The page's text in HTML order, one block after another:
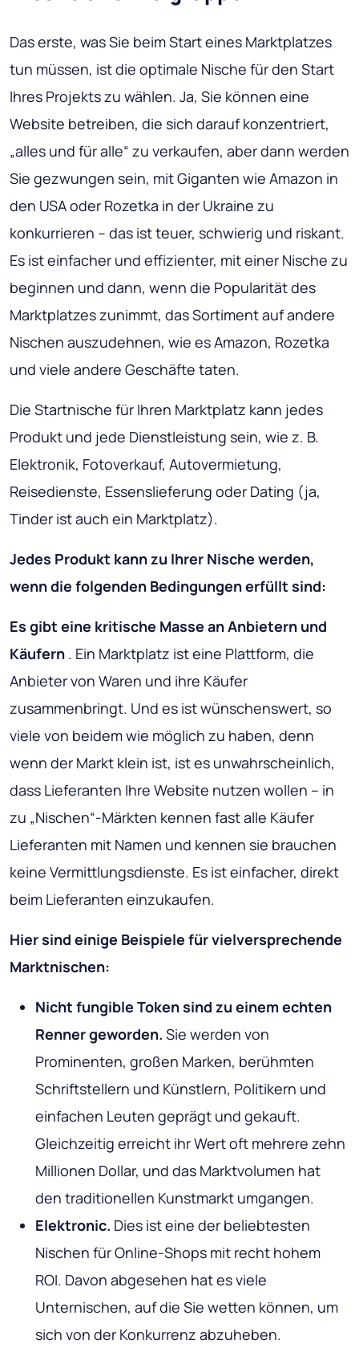
Das erste, was Sie beim Start eines Marktplatzes
tun müssen, ist die optimale Nische für den Start
Ihres Projekts zu wählen. Ja, Sie können eine
Website betreiben, die sich darauf konzentriert,
„alles und für alle“ zu verkaufen, aber dann werden
Sie gezwungen sein, mit Giganten wie Amazon in
den USA oder Rozetka in der Ukraine zu
konkurrieren – das ist teuer, schwierig und riskant.
Es ist einfacher und effizienter, mit einer Nische zu
beginnen und dann, wenn die Popularität des
Marktplatzes zunimmt, das Sortiment auf andere
Nischen auszudehnen, wie es Amazon, Rozetka
und viele andere Geschäfte taten.
Die Startnische für Ihren Marktplatz kann jedes
Produkt und jede Dienstleistung sein, wie z. B.
Elektronik, Fotoverkauf, Autovermietung,
Reisedienste, Essenslieferung oder Dating (ja,
Tinder ist auch ein Marktplatz).
Jedes Produkt kann zu Ihrer Nische werden,
wenn die folgenden Bedingungen erfüllt sind:
Es gibt eine kritische Masse an Anbietern und
Käufern . Ein Marktplatz ist eine Plattform, die
Anbieter von Waren und ihre Käufer
zusammenbringt. Und es ist wünschenswert, so
viele von beidem wie möglich zu haben, denn
wenn der Markt klein ist, ist es unwahrscheinlich,
dass Lieferanten Ihre Website nutzen wollen – in
zu „Nischen“-Märkten kennen fast alle Käufer
Lieferanten mit Namen und kennen sie brauchen
keine Vermittlungsdienste. Es ist einfacher, direkt
beim Lieferanten einzukaufen.
Hier sind einige Beispiele für vielversprechende
Marktnischen:
Nicht fungible Token sind zu einem echten
Renner geworden. Sie werden von
Prominenten, großen Marken, berühmten
Schriftstellern und Künstlern, Politikern und
einfachen Leuten geprägt und gekauft.
Gleichzeitig erreicht ihr Wert oft mehrere zehn
Millionen Dollar, und das Marktvolumen hat
den traditionellen Kunstmarkt umgangen.
Elektronic. Dies ist eine der beliebtesten
Nischen für Online-Shops mit recht hohem
ROI. Davon abgesehen hat es viele
Unternischen, auf die Sie wetten können, um
sich von der Konkurrenz abzuheben.